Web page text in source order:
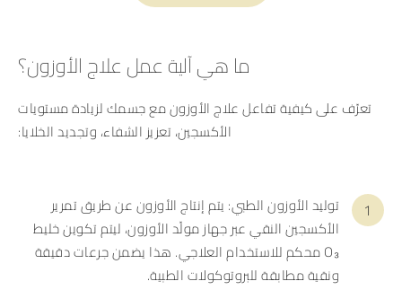
ما هي آلية عمل علاج الأوزون؟
تعرّف على كيفية تفاعل علاج الأوزون مع جسمك لزيادة مستويات
الأكسجين، تعزيز الشفاء، وتجديد الخلايا:
توليد الأوزون الطبي: يتم إنتاج الأوزون عن طريق تمرير
الأكسجين النقي عبر جهاز مولّد الأوزون، ليتم تكوين خليط
O₃ محكم للاستخدام العلاجي. هذا يضمن جرعات دقيقة
ونقية مطابقة للبروتوكولات الطبية.